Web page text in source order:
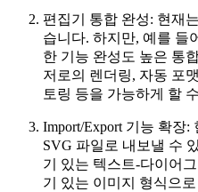
편집기 통합 완성: 현재
습니다. 하지만, 예를 들
한 기능 완성도 높은 통
저로의 렌더링, 자동 포
토링 등을 가능하게 할
Import/Export 기능 확장
SVG 파일로 내보낼 수
기 있는 텍스트-다이어
기 있는 이미지 형식으